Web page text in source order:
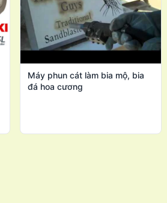
Máy phun cát làm bia mộ, bia
đá hoa cương